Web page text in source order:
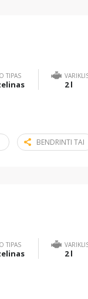
TIPAS
2 l
BENDRINTI TAI
TIPAS
2 l